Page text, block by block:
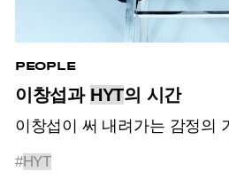
PEOPLE
이창섭과 HYT의 시간
이창섭이 써 내려가는 감정의
#HYT